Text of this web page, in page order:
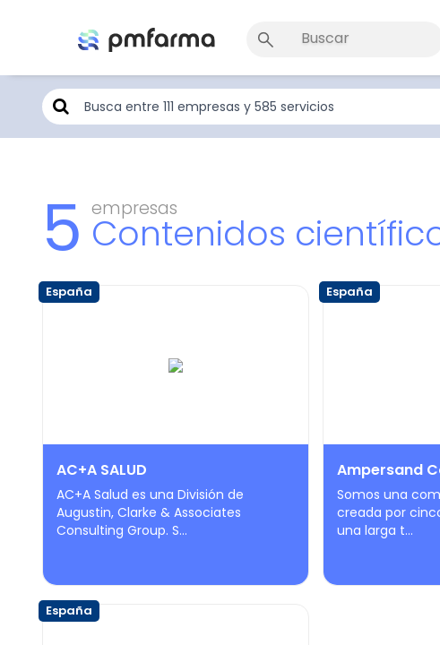
5 empresas
Contenidos
España
AC+A SALUD
AC+A Salud es una División de
Augustin, Clarke & Associates
Consulting Group. S...
España
Ampersand
Somos una
creada por
una larga t...
España